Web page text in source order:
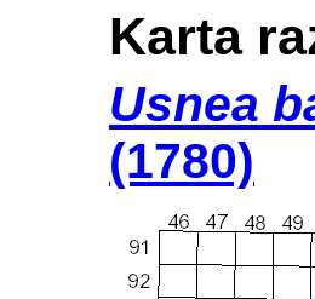
Karta
Usnea
(1780)